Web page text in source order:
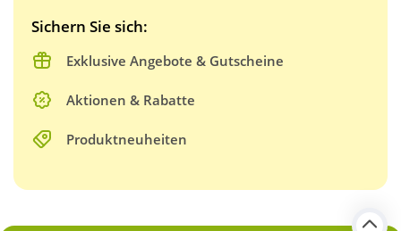
Sichern Sie sich:
Exklusive Angebote & Gutscheine
Aktionen & Rabatte
Produktneuheiten